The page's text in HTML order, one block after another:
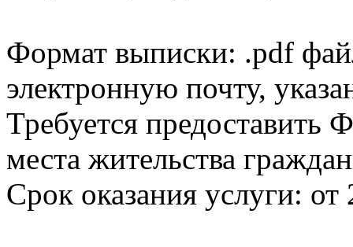
Формат выписки: .pdf
электронную почту,
Требуется
места жительства
Срок оказания услуги: от